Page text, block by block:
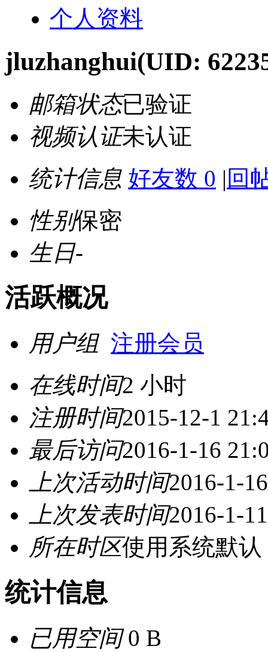
个人资料
jluzhanghui(UID:
邮箱状态已验证
视频认证未认证
统计信息 好友数 0 | 回
性别保密
生日-
活跃概况
用户组 注册会员
在线时间2 小时
注册时间2015-12-1
最后访问2016-1-16
上次活动时间2016-1-
上次发表时间2016-1-
所在时区使用系统默认
统计信息
已用空间0 B